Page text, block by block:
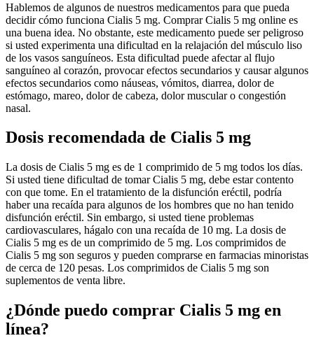
Hablemos de algunos de nuestros medicamentos para que pueda
decidir cómo funciona Cialis 5 mg. Comprar Cialis 5 mg online es
una buena idea. No obstante, este medicamento puede ser peligroso
si usted experimenta una dificultad en la relajación del músculo liso
de los vasos sanguíneos. Esta dificultad puede afectar al flujo
sanguíneo al corazón, provocar efectos secundarios y causar algunos
efectos secundarios como náuseas, vómitos, diarrea, dolor de
estómago, mareo, dolor de cabeza, dolor muscular o congestión
nasal.
Dosis recomendada de Cialis 5 mg
La dosis de Cialis 5 mg es de 1 comprimido de 5 mg todos los días.
Si usted tiene dificultad de tomar Cialis 5 mg, debe estar contento
con que tome. En el tratamiento de la disfunción eréctil, podría
haber una recaída para algunos de los hombres que no han tenido
disfunción eréctil. Sin embargo, si usted tiene problemas
cardiovasculares, hágalo con una recaída de 10 mg. La dosis de
Cialis 5 mg es de un comprimido de 5 mg. Los comprimidos de
Cialis 5 mg son seguros y pueden comprarse en farmacias minoristas
de cerca de 120 pesas. Los comprimidos de Cialis 5 mg son
suplementos de venta libre.
¿Dónde puedo comprar Cialis 5 mg en
línea?